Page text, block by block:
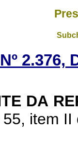
2.376,
DA
item